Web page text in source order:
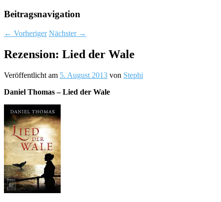
Beitragsnavigation
← Vorheriger Nächster →
Rezension: Lied der Wale
Veröffentlicht am 5. August 2013 von Stephi
Daniel Thomas – Lied der Wale